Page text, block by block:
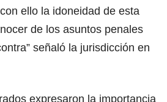
ello la idoneidad de esta
de los asuntos penales
señaló la jurisdicción en
expresaron la importancia